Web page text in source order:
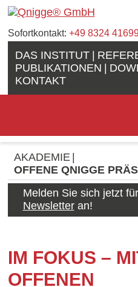
Sofortkontakt: +49 8324
DAS INSTITUT
PUBLIKATIONEN
KONTAKT
AKADEMIE
OFFENE QNIGGE
Melden Sie sich jetzt
Newsletteran!
IM FOKUS –
OFFENEN